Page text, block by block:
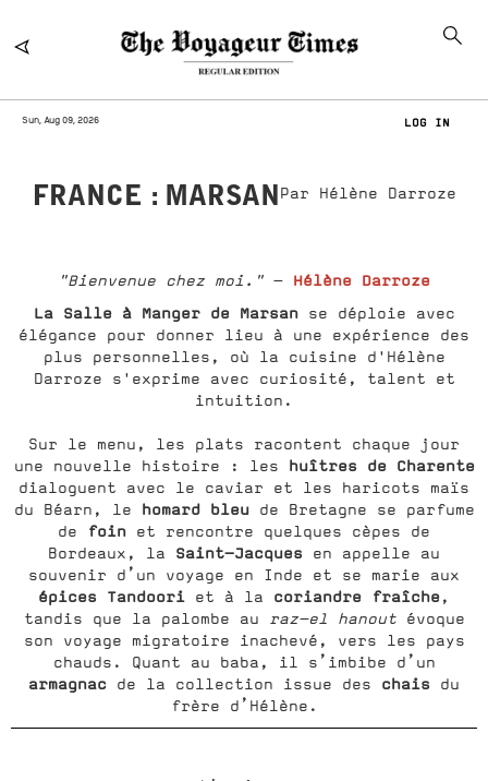
Sun, Aug 09, 2026 LOG IN
FRANCE : MARSANPar Hélène Darroze
"Bienvenue chez moi." -
Hélène Darroze
La Salle à Manger de Marsanse déploie avec
élégance pour donner lieu à une expérience des
plus personnelles, où la cuisine d'Hélène
Darroze s'exprime avec curiosité, talent et
intuition.
Sur le menu, les plats racontent chaque jour
une nouvelle histoire : les huîtres de Charente
dialoguent avec le caviar et les haricots maïs
du Béarn, le homard bleude Bretagne se parfume
de
foin et rencontre quelques cèpes de
Bordeaux, la Saint-Jacques en appelle au
souvenir d’un voyage en Inde et se marie aux
épices Tandoori et à la coriandre fraîche,
tandis que la palombe au
raz-el hanout évoque
son voyage migratoire inachevé, vers les pays
chauds. Quant au baba, il s’imbibe d’un
armagnac de la collection issue des chais du
frère d’Hélène.